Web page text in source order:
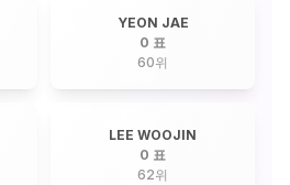
YEON JAE
0 표
60위
LEE WOOJIN
0 표
62위